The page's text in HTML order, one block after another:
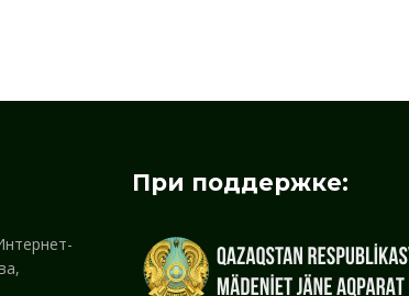
При поддержке: